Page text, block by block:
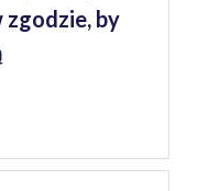
zgodzie, by